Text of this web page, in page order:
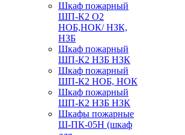
Шкаф пожарный
ШП-К2 О2
НОБ,НОК/ НЗК,
НЗБ
Шкаф пожарный
ШП-К2 НЗБ НЗК
Шкаф пожарный
ШП-К2 НОБ, НОК
Шкаф пожарный
ШП-К2 НЗБ НЗК
Шкафы пожарные
Ш-ПК-05Н (шкаф